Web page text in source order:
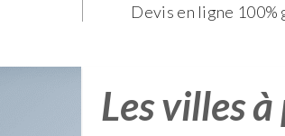
Devis en ligne
Les villes